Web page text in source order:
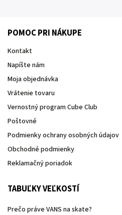
POMOC PRI NÁKUPE
Kontakt
Napíšte nám
Moja objednávka
Vrátenie tovaru
Vernostný program Cube Club
Poštovné
Podmienky ochrany osobných údajov
Obchodné podmienky
Reklamačný poriadok
TABUĽKY VEĽKOSTÍ
Prečo práve VANS na skate?